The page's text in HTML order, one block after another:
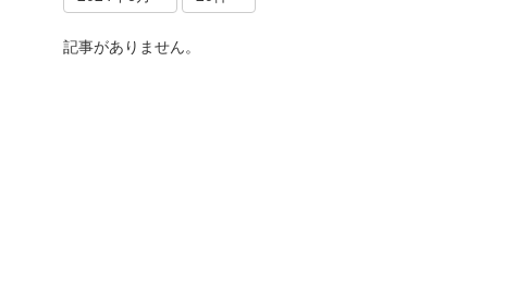
記事がありません。